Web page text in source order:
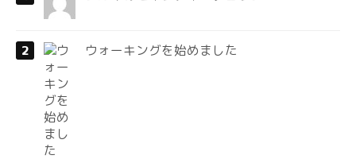
ウォーキングを始めました